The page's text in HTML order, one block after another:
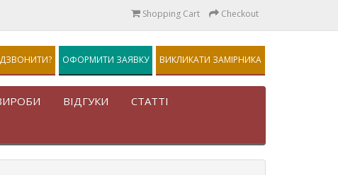
Shopping Cart Checkout
ОФОРМИТИ ЗАЯВКУ ВИКЛИКАТИ ЗАМІРНИКА
ВІДГУКИ
СТАТТІ